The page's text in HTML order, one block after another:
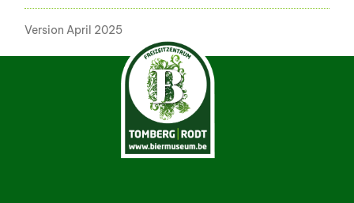
Version April 2025